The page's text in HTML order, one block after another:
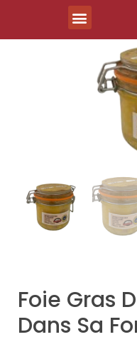
Foie Gras
Dans Sa